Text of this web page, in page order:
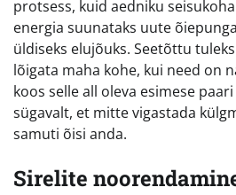
protsess, kuid aedniku
energia suunataks uute
üldiseks elujõuks. Seetõttu
lõigata maha kohe, kui need on
koos selle all oleva esimese
sügavalt, et mitte vigastada
samuti õisi anda.
Sirelite